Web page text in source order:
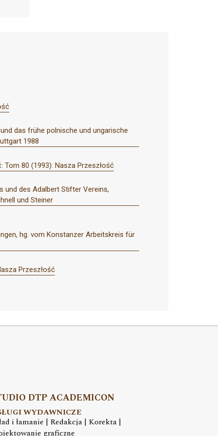
das frühe polnische und ungarische
1988
Tom 80 (1993): Nasza Przeszłość
und des Adalbert Stifter Vereins,
und Steiner
hg. vom Konstanzer Arbeitskreis für
Przeszłość
DTP ACADEMICON
WYDAWNICZE
i łamanie | Redakcja | Korekta |
graficzne